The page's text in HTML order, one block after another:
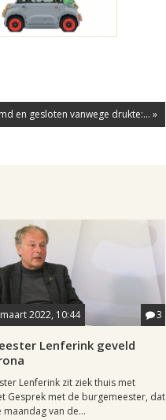
en gesloten vanwege drukte:... »
2022, 10:44 3
Lenferink geveld
Lenferink zit ziek thuis met
Gesprek met de burgemeester, dat
maandag van de...